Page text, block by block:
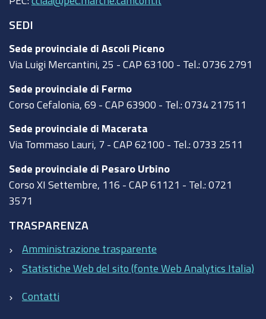
SEDI
Sede provinciale di Ascoli Piceno
Via Luigi Mercantini, 25 - CAP 63100 - Tel.: 0736 2791
Sede provinciale di Fermo
Corso Cefalonia, 69 - CAP 63900 - Tel.: 0734 217511
Sede provinciale di Macerata
Via Tommaso Lauri, 7 - CAP 62100 - Tel.: 0733 2511
Sede provinciale di Pesaro Urbino
Corso XI Settembre, 116 - CAP 61121 - Tel.: 0721
3571
TRASPARENZA
Amministrazione trasparente
Statistiche Web del sito (fonte Web Analytics Italia)
Contatti